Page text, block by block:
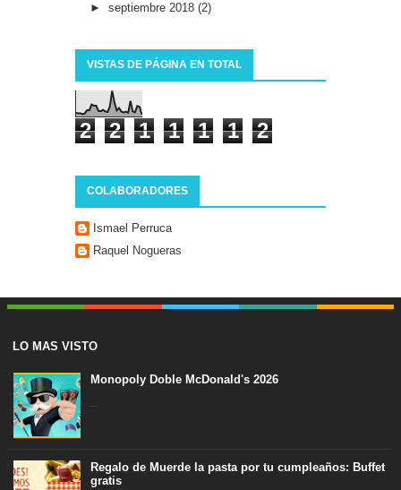
► septiembre 2018 (2)
VISTAS DE PÁGINA EN TOTAL
2 2 1 1 1 1 2
COLABORADORES
Ismael Perruca
Raquel Nogueras
LO MAS VISTO
Monopoly Doble McDonald's 2026
Regalo de Muerde la pasta por tu cumpleaños: Buffet
gratis